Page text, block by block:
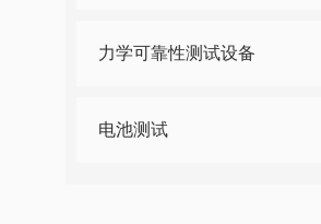
力学可靠性测试设备
电池测试